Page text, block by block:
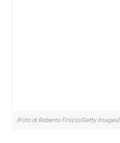
(Foto di Roberto Finizio/Getty Images)